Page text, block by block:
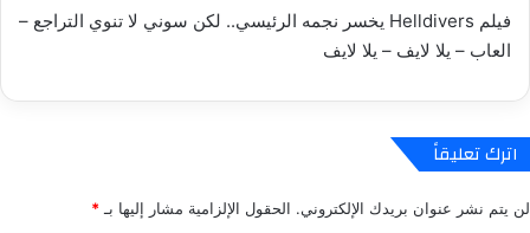
فيلم Helldivers يخسر نجمه الرئيسي.. لكن سوني لا تنوي التراجع –
العاب – يلا لايف – يلا لايف
اترك تعليقاً
لن يتم نشر عنوان بريدك الإلكتروني. الحقول الإلزامية مشار إليها بـ *